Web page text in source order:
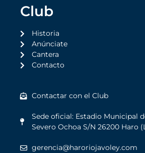
Club
Historia
Anúnciate
Cantera
Contacto
Contactar con el Club
Sede oficial: Estadio Municipal
Severo Ochoa S/N 26200 Haro
gerencia@haroriojavoley.com